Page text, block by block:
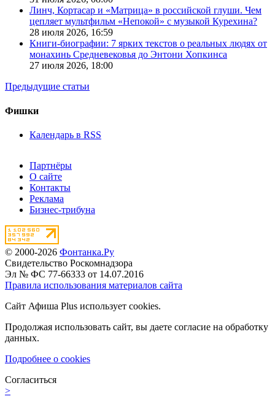
Линч, Кортасар и «Матрица» в российской глуши. Чем
цепляет мультфильм «Непокой» с музыкой Курехина?
28 июля 2026, 16:59
Книги-биографии: 7 ярких текстов о реальных людях от
монахинь Средневековья до Энтони Хопкинса
27 июля 2026, 18:00
Предыдущие статьи
Фишки
Календарь в RSS
Партнёры
О сайте
Контакты
Реклама
Бизнес-трибуна
© 2000-2026 Фонтанка.Ру
Свидетельство Роскомнадзора
Эл № ФС 77-66333 от 14.07.2016
Правила использования материалов сайта
Сайт Афиша Plus использует cookies.
Продолжая использовать сайт, вы даете согласие на обработку
данных.
Подробнее о cookies
Согласиться
>